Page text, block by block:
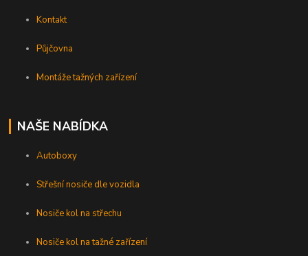
Kontakt
Půjčovna
Montáže tažných zařízení
NAŠE NABÍDKA
Autoboxy
Střešní nosiče dle vozidla
Nosiče kol na střechu
Nosiče kol na tažné zařízení